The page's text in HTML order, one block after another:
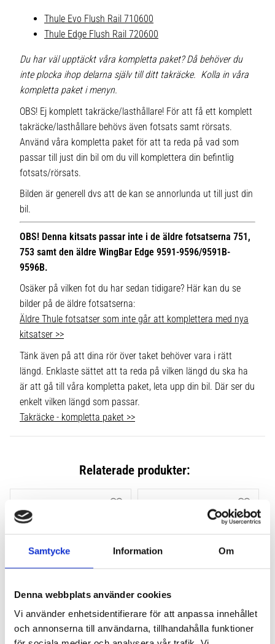
Samtycke Information Om
Denna webbplats använder cookies
Vi använder enhetsidentifierare för att anpassa innehållet
och annonserna till användarna, tillhandahålla funktioner
Thule Evo Flush Rail 710600
Thule Edge Flush Rail 720600
Du har väl upptäckt våra kompletta paket? Då behöver du
inte plocka ihop delarna själv till ditt takräcke. Kolla in våra
kompletta paket i menyn.
OBS! Ej komplett takräcke/lasthållare! För att få ett komplett
takräcke/lasthållare behövs även fotsats samt rörsats.
Använd våra kompletta paket för att ta reda på vad som
passar till just din bil om du vill komplettera din befintlig
fotsats/rörsats.
Bilden är generell dvs att de kan se annorlunda ut till just din
bil.
OBS! Denna kitsats passar inte i de äldre fotsatserna 751,
753 samt den äldre WingBar Edge 9591-9596/9591B-
9596B.
Osäker på vilken fot du har sedan tidigare? Här kan du se
bilder på de äldre fotsatserna:
Äldre Thule fotsatser som inte går att komplettera med nya
kitsatser >>
Tänk även på att dina rör över taket behöver vara i rätt
längd. Enklaste sättet att ta reda på vilken längd du ska ha
är att gå till våra kompletta paket, leta upp din bil. Där ser du
enkelt vilken längd som passar.
Takräcke - kompletta paket >>
Relaterade produkter:
THULE FLUSH RAIL EVO
4-PACK 710600
THULE FLUSH RAIL
EDGE FOTSATS 4-PACK
Lägg